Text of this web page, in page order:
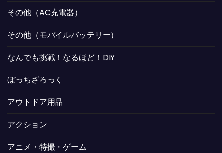
その他（AC充電器）
その他（モバイルバッテリー）
なんでも挑戦！なるほど！DIY
ぼっちざろっく
アウトドア用品
アクション
アニメ・特撮・ゲーム